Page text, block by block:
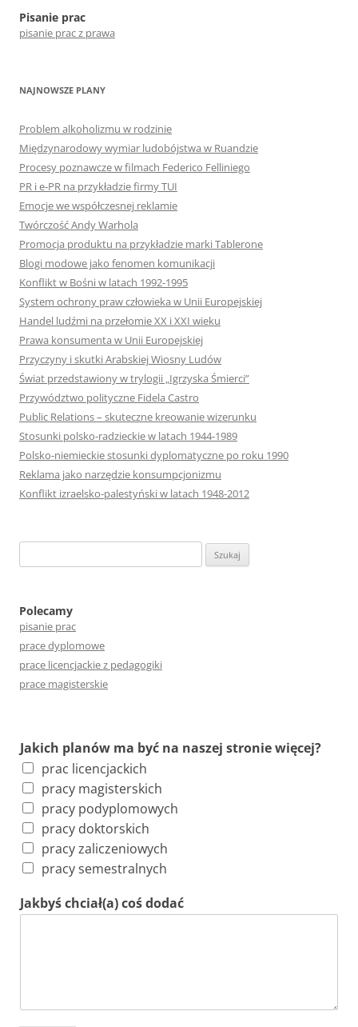
Pisanie prac
pisanie prac z prawa
NAJNOWSZE PLANY
Problem alkoholizmu w rodzinie
Międzynarodowy wymiar ludobójstwa w Ruandzie
Procesy poznawcze w filmach Federico Felliniego
PR i e-PR na przykładzie firmy TUI
Emocje we współczesnej reklamie
Twórczość Andy Warhola
Promocja produktu na przykładzie marki Tablerone
Blogi modowe jako fenomen komunikacji
Konflikt w Bośni w latach 1992-1995
System ochrony praw człowieka w Unii Europejskiej
Handel ludźmi na przełomie XX i XXI wieku
Prawa konsumenta w Unii Europejskiej
Przyczyny i skutki Arabskiej Wiosny Ludów
Świat przedstawiony w trylogii „Igrzyska Śmierci”
Przywództwo polityczne Fidela Castro
Public Relations – skuteczne kreowanie wizerunku
Stosunki polsko-radzieckie w latach 1944-1989
Polsko-niemieckie stosunki dyplomatyczne po roku 1990
Reklama jako narzędzie konsumpcjonizmu
Konflikt izraelsko-palestyński w latach 1948-2012
z
k
a
j
:
Polecamy
pisanie prac
prace dyplomowe
prace licencjackie z pedagogiki
prace magisterskie
Jakich planów ma być na naszej stronie więcej?
prac licencjackich
pracy magisterskich
pracy podyplomowych
pracy doktorskich
pracy zaliczeniowych
pracy semestralnych
Jakbyś chciał(a) coś dodać